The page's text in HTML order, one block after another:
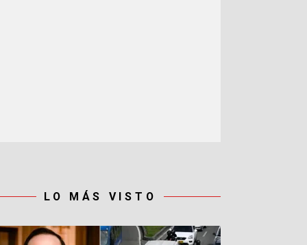
LO MÁS VISTO